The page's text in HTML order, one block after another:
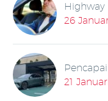
Highway
26
21